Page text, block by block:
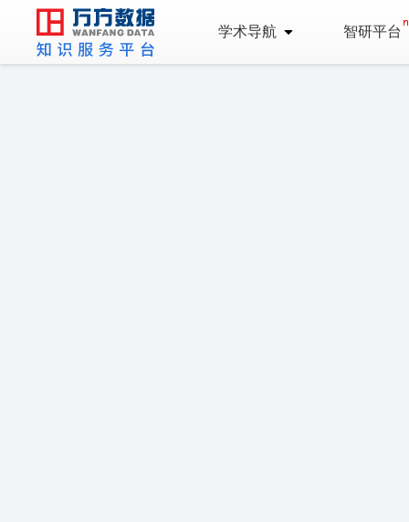
学术导航 智研平台